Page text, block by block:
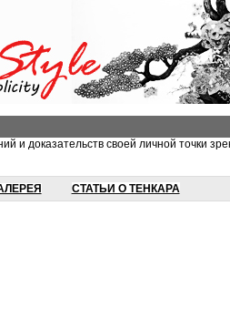
и доказательств своей личной точки
СТАТЬИ О ТЕНКАРА